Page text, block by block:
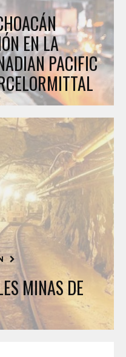
EN LA
PACIFIC
MINAS DE